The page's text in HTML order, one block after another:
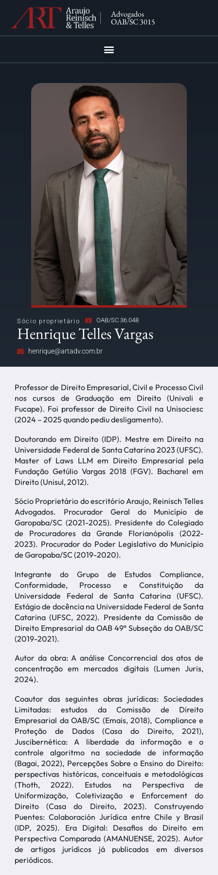
Advogados
OAB/SC 3015
Sócio proprietário OAB/SC 36.048
Henrique Telles Vargas
henrique@artadv.com.br
Professor de Direito Empresarial, Civil e Processo Civil
nos cursos de Graduação em Direito (Univali e
Fucape). Foi professor de Direito Civil na Unisociesc
(2024 – 2025 quando pediu desligamento).
Doutorando em Direito (IDP). Mestre em Direito na
Universidade Federal de Santa Catarina 2023 (UFSC).
Master of Laws LLM em Direito Empresarial pela
Fundação Getúlio Vargas 2018 (FGV). Bacharel em
Direito (Unisul, 2012).
Sócio Proprietário do escritório Araujo, Reinisch Telles
Advogados. Procurador Geral do Município de
Garopaba/SC (2021-2025). Presidente do Colegiado
de Procuradores da Grande Florianópolis (2022-
2023). Procurador do Poder Legislativo do Município
de Garopaba/SC (2019-2020).
Integrante do Grupo de Estudos Compliance,
Conformidade, Processo e Constituição da
Universidade Federal de Santa Catarina (UFSC).
Estágio de docência na Universidade Federal de Santa
Catarina (UFSC, 2022). Presidente da Comissão de
Direito Empresarial da OAB 49ª Subseção da OAB/SC
(2019-2021).
Autor da obra: A análise Concorrencial dos atos de
concentração em mercados digitais (Lumen Juris,
2024).
Coautor das seguintes obras jurídicas: Sociedades
Limitadas: estudos da Comissão de Direito
Empresarial da OAB/SC (Emais, 2018), Compliance e
Proteção de Dados (Casa do Direito, 2021),
Juscibernética: A liberdade da informação e o
controle algoritmo na sociedade de informação
(Bagai, 2022), Percepções Sobre o Ensino do Direito:
perspectivas históricas, conceituais e metodológicas
(Thoth, 2022). Estudos na Perspectiva de
Uniformização, Coletivização e Enforcement do
Direito (Casa do Direito, 2023). Construyendo
Puentes: Colaboración Jurídica entre Chile y Brasil
(IDP, 2025). Era Digital: Desafios do Direito em
Perspectiva Comparada (AMANUENSE, 2025). Autor
de artigos jurídicos já publicados em diversos
periódicos.